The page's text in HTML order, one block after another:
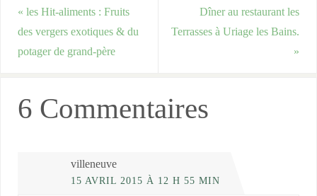
« les Hit-aliments : Fruits
des vergers exotiques & du
potager de grand-père
Dîner au restaurant les
Terrasses à Uriage les Bains.
»
6 Commentaires
villeneuve
15 AVRIL 2015 À 12 H 55 MIN